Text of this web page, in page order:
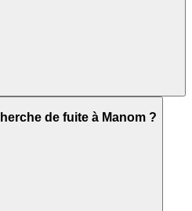
de fuite à Manom ?